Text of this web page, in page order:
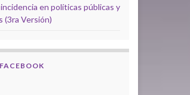
en políticas públicas y
(3ra Versión)